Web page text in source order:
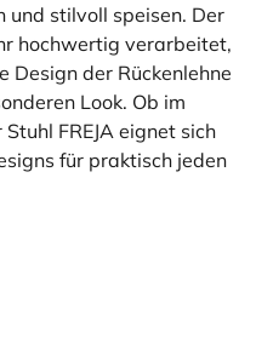
und stilvoll speisen. Der
hochwertig verarbeitet,
der Rückenlehne
Look. Ob im
FREJA eignet sich
für praktisch jeden